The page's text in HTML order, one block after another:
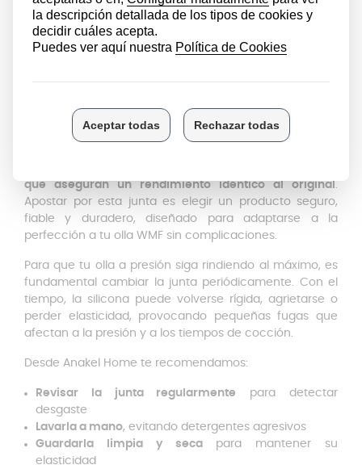
que cada plato conserve su autenticidad y frescura.
Además, su flexibilidad y resistencia prolongan su vida
Fabricación europea: garantía de
fiabilidad
que aseguran un rendimiento idéntico al original .
Apostar por esta junta es elegir un producto seguro,
fiable y duradero, diseñado para adaptarse a la
perfección a tu olla WMF sin complicaciones.
Para que tu olla a presión siga rindiendo al máximo, es
fundamental cambiar la junta periódicamente. Con el
tiempo, la silicona puede volverse rígida, agrietarse o
perder elasticidad, provocando pequeñas fugas que
afectan a la presión y a los tiempos de cocción.
Desde Anakel Home te recomendamos:
Revisar la junta regularmente
para detectar
desgaste
Lavarla a mano, evitando detergentes agresivos
Guardarla limpia y secapara mantener su
elasticidad